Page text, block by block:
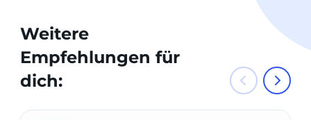
Weitere
Empfehlungen für
dich: